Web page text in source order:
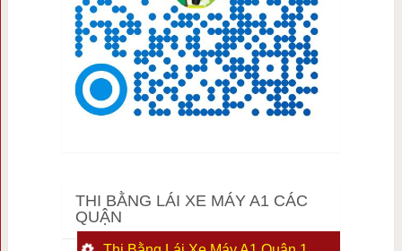
THI BẰNG LÁI XE MÁY A1 CÁC
QUẬN